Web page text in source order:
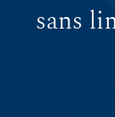
sans